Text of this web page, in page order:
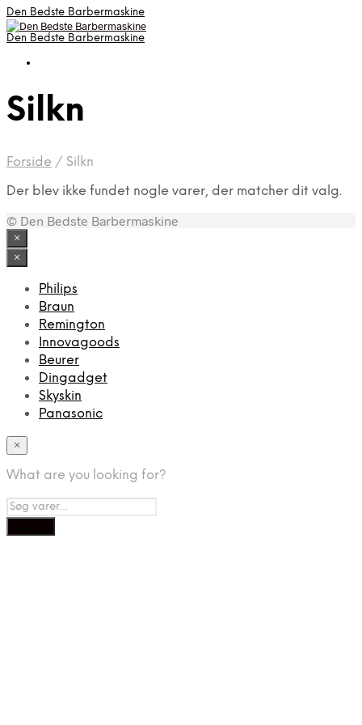
Den Bedste Barbermaskine
Den Bedste Barbermaskine
Silkn
Forside / Silkn
Der blev ikke fundet nogle varer, der matcher dit valg.
© Den Bedste Barbermaskine
×
×
Philips
Braun
Remington
Innovagoods
Beurer
Dingadget
Skyskin
Panasonic
×
What are you looking for?